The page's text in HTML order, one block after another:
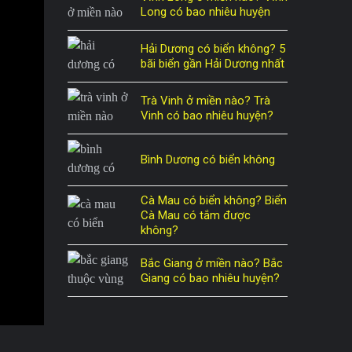
Long có bao nhiêu huyện
Hải Dương có biển không? 5
bãi biển gần Hải Dương nhất
Trà Vinh ở miền nào? Trà
Vinh có bao nhiêu huyện?
Bình Dương có biển không
Cà Mau có biển không? Biển
Cà Mau có tắm được
không?
Bắc Giang ở miền nào? Bắc
Giang có bao nhiêu huyện?